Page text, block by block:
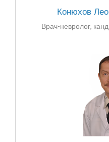
Конюхов
Врач-невролог,